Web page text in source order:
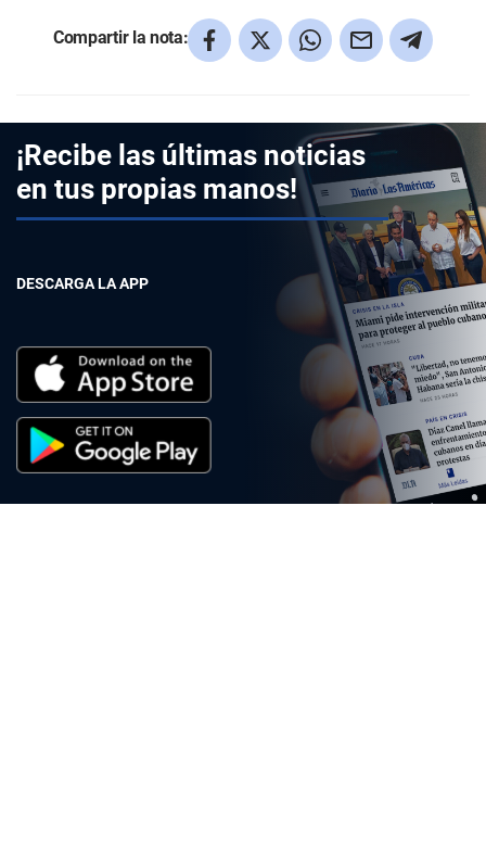
Compartir la nota:
¡Recibe las últimas noticias
en tus propias manos!
DESCARGA LA APP